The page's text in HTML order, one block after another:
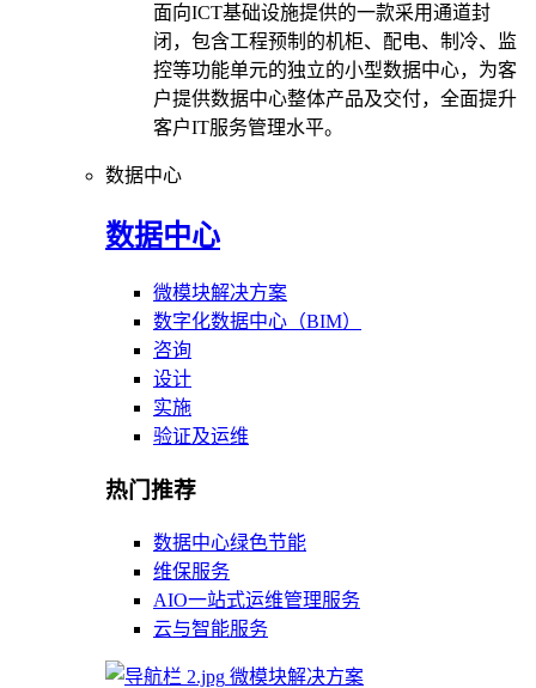
面向ICT基础设施提供的一款采用通道封
闭，包含工程预制的机柜、配电、制冷、监
控等功能单元的独立的小型数据中心，为客
户提供数据中心整体产品及交付，全面提升
客户IT服务管理水平。
数据中心
数据中心
微模块解决方案
数字化数据中心（BIM）
咨询
设计
实施
验证及运维
热门推荐
数据中心绿色节能
维保服务
AIO一站式运维管理服务
云与智能服务
微模块解决方案